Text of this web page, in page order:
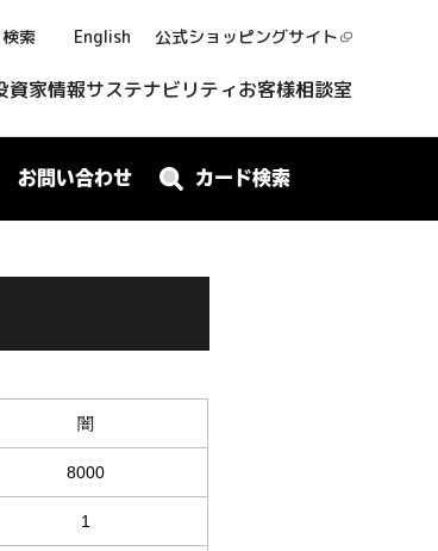
検索 English 公式ショッピングサイト
資家情報サステナビリティお客様相談室
お問い合わせ カード検索
闇
8000
1